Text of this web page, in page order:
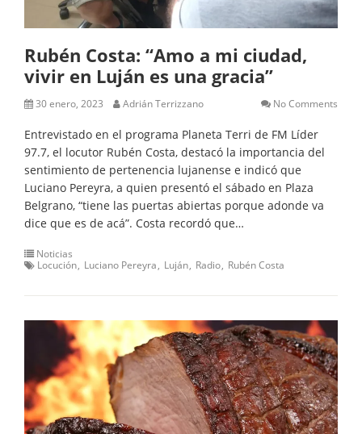
Rubén Costa: “Amo a mi ciudad,
vivir en Luján es una gracia”
30 enero, 2023 Adrián Terrizzano No Comments
Entrevistado en el programa Planeta Terri de FM Líder
97.7, el locutor Rubén Costa, destacó la importancia del
sentimiento de pertenencia lujanense e indicó que
Luciano Pereyra, a quien presentó el sábado en Plaza
Belgrano, “tiene las puertas abiertas porque adonde va
dice que es de acá”. Costa recordó que…
Noticias
Locución Luciano Pereyra Luján Radio Rubén Costa